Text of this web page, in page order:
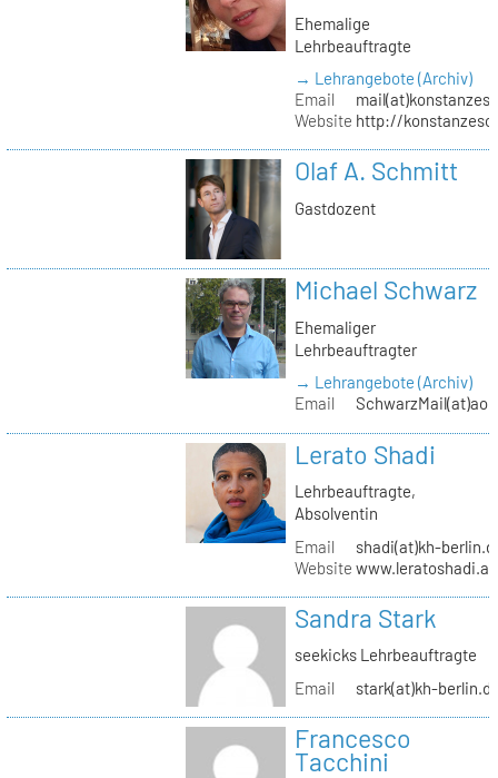
Ehemalige
Lehrbeauftragte
→ Lehrangebote (Archiv)
Email
Website http://
Olaf A. Schmitt
Gastdozent
Michael Schwarz
Ehemaliger
Lehrbeauftragter
→ Lehrangebote (Archiv)
Email
Lerato Shadi
Lehrbeauftragte,
Absolventin
Email
shadi(at)kh-
Website
Sandra Stark
seekicks Lehrbeauftragte
Email
stark(at)kh-
Francesco
Tacchini